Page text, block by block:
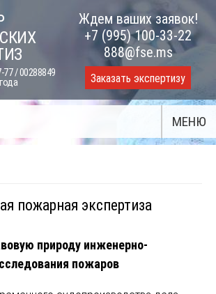
/ 00288849
Ждем ваших заявок!
+7 (995) 100-33-22
888@fse.ms
Заказать экспертизу
МЕНЮ
пожарная экспертиза
природу инженерно-
пожаров